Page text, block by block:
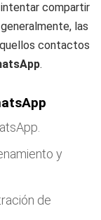
compartir
las
contactos
.
y
de